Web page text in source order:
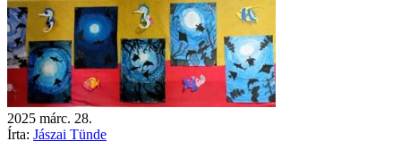
2025 márc. 28.
Írta: Jászai Tünde